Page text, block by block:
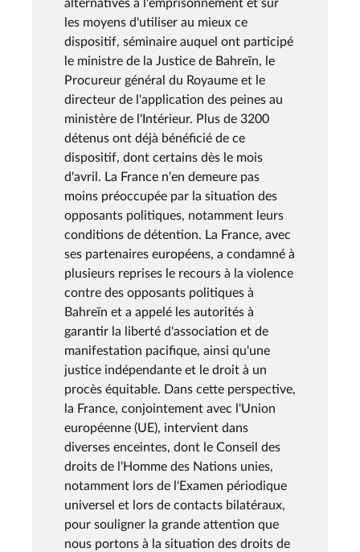
alternatives à l'emprisonnement et sur
les moyens d'utiliser au mieux ce
dispositif, séminaire auquel ont participé
le ministre de la Justice de Bahreïn, le
Procureur général du Royaume et le
directeur de l'application des peines au
ministère de l'Intérieur. Plus de 3200
détenus ont déjà bénéficié de ce
dispositif, dont certains dès le mois
d'avril. La France n'en demeure pas
moins préoccupée par la situation des
opposants politiques, notamment leurs
conditions de détention. La France, avec
ses partenaires européens, a condamné à
plusieurs reprises le recours à la violence
contre des opposants politiques à
Bahreïn et a appelé les autorités à
garantir la liberté d'association et de
manifestation pacifique, ainsi qu'une
justice indépendante et le droit à un
procès équitable. Dans cette perspective,
la France, conjointement avec l'Union
européenne (UE), intervient dans
diverses enceintes, dont le Conseil des
droits de l'Homme des Nations unies,
notamment lors de l'Examen périodique
universel et lors de contacts bilatéraux,
pour souligner la grande attention que
nous portons à la situation des droits de